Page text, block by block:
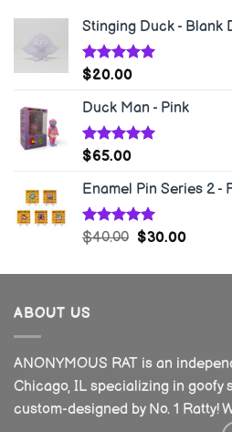
Stinging Duck - Blank
Rated5.00
$20.00
Duck Man - Pink
Rated5.00
$65.00
Enamel Pin Series 2 -
Rated5.00
$40.00 $30.00
ABOUT US
ANONYMOUS RAT is an
Chicago, IL specializing in goofy
custom-designed by No. 1 Ratty!